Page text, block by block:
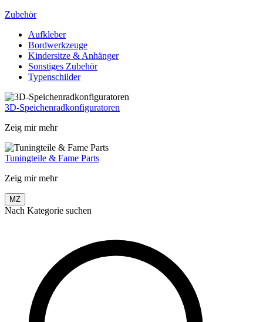
Zubehör
Aufkleber
Bordwerkzeuge
Kindersitze & Anhänger
Sonstiges Zubehör
Typenschilder
3D-Speichenradkonfiguratoren
Zeig mir mehr
Tuningteile & Fame Parts
Zeig mir mehr
MZ
Nach Kategorie suchen